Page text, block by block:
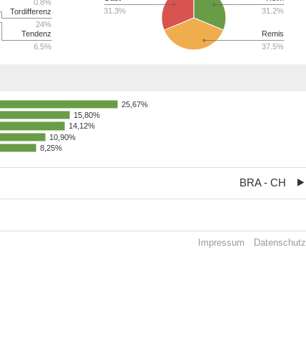
0.8%
Tordifferenz
24%
Tendenz
6.5%
31.2%
Remis
37.5%
31.3%
25,67%
15,80%
14,12%
10,90%
8,25%
BRA - CH
Impressum Datenschutz